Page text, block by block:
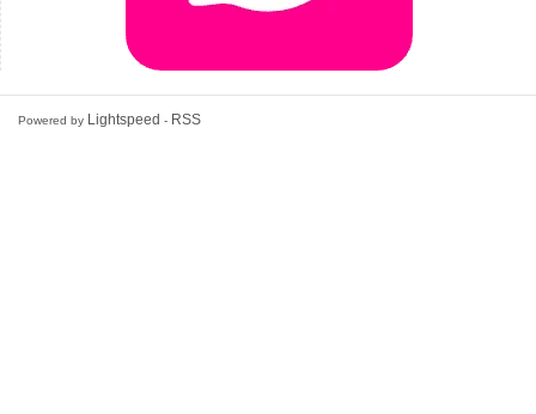
Powered by Lightspeed - RSS